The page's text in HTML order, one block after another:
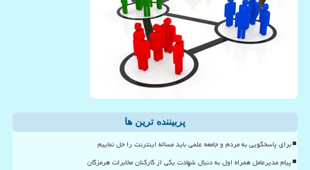
پربیننده ترین ها
برای پاسخگویی به مردم و جامعه علمی باید مساله اینترنت را حل نماییم
پیام مدیرعامل همراه اول به دنبال شهادت یکی از کارکنان مخابرات هرمزگان